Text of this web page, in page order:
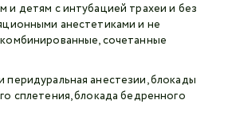
и детям с интубацией трахеи и без
анестетиками и не
сочетанные
перидуральная анестезии, блокады
сплетения, блокада бедренного